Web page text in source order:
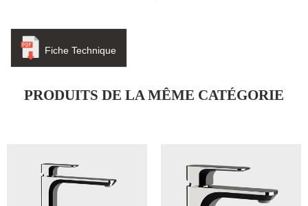
Fiche Technique
PRODUITS DE LA MÊME CATÉGORIE